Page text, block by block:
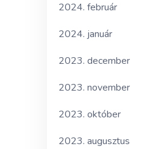
2024. február
2024. január
2023. december
2023. november
2023. október
2023. augusztus